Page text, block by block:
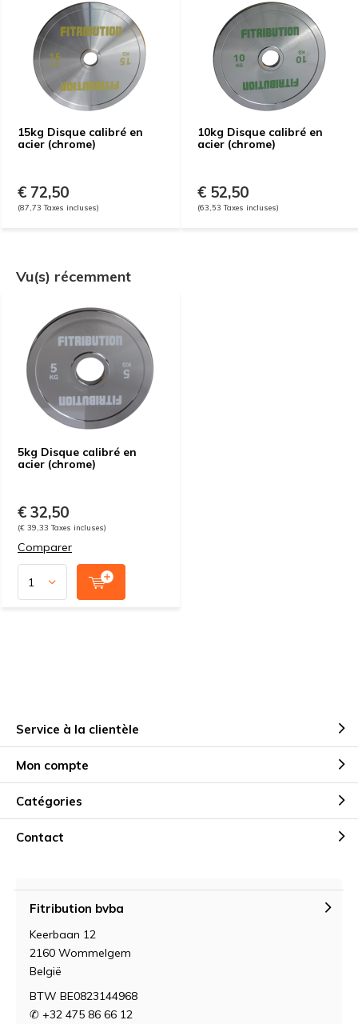
15kg Disque calibré en
acier (chrome)
€ 72,50
(87,73 Taxes incluses)
10kg Disque calibré en
acier (chrome)
€ 52,50
(63,53 Taxes incluses)
Vu(s) récemment
5kg Disque calibré en
acier (chrome)
€ 32,50
(€ 39,33 Taxes incluses)
Comparer
Service à la clientèle
Mon compte
Catégories
Contact
Fitribution bvba
Keerbaan 12
2160 Wommelgem
België
BTW BE0823144968
✆ +32 475 86 66 12